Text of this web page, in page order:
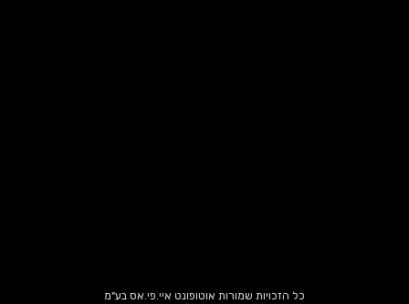
כל הזכויות שמורות אוטופונט איי.פי.אס בע"מ